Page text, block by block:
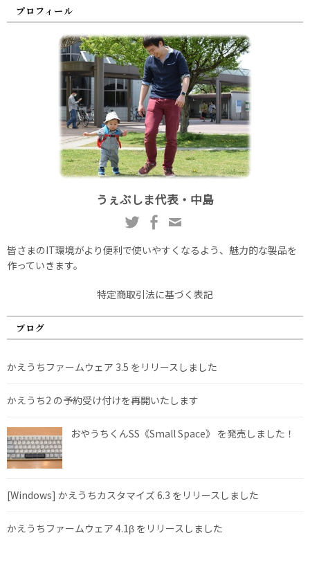
プロフィール
うぇぶしま代表・中島
皆さまのIT環境がより便利で使いやすくなるよう、魅力的な製品を
作っていきます。
特定商取引法に基づく表記
ブログ
かえうちファームウェア 3.5 をリリースしました
かえうち2 の予約受け付けを再開いたします
おやうちくんSS《Small Space》 を発売しました！
[Windows] かえうちカスタマイズ 6.3 をリリースしました
かえうちファームウェア 4.1β をリリースしました